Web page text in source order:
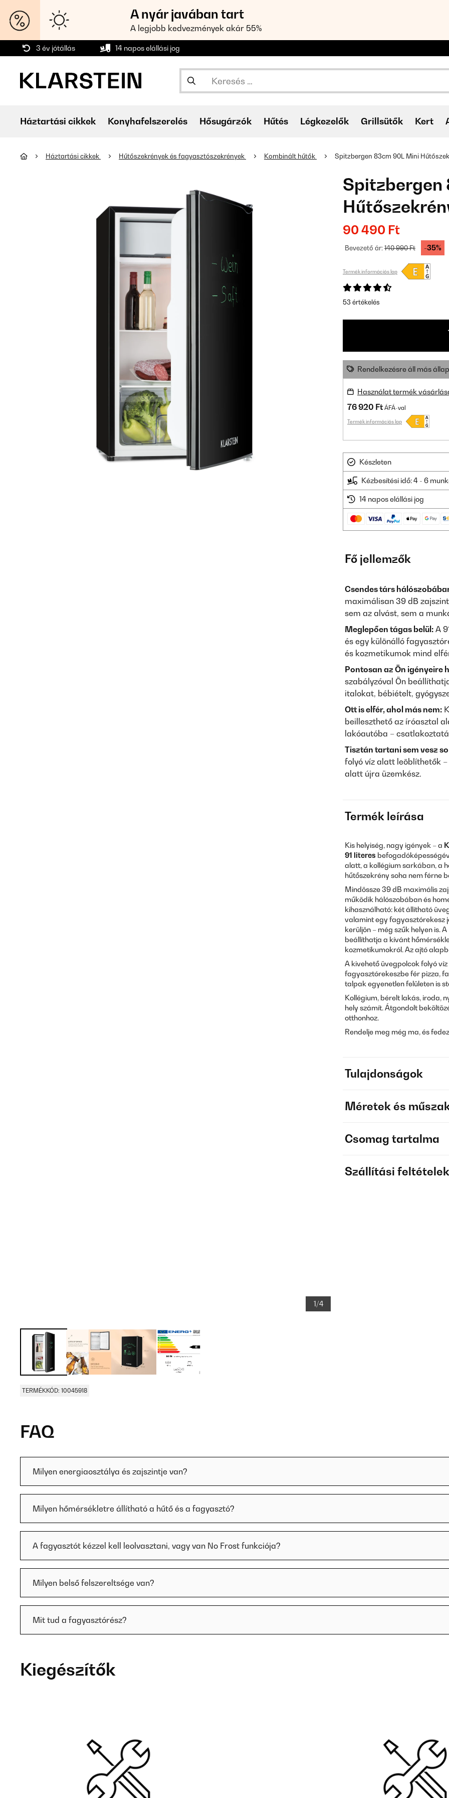
A nyár javában tart
A legjobb kedvezmények akár 55%
3 év jótállás 14 napos elállási jog
Háztartási cikkek Konyhafelszerelés Hősugárzók Hűtés Légkezelők Grillsütők Kert
Háztartási cikkek Hűtőszekrények és fagyasztószekrények Kombinált hűtők Spitzbergen 83cm 90L Mini
1/4
TERMÉKKÓD: 10045918
Spitzbergen
90 490 Ft
Bevezető ár:140 990 Ft -35%
Termék információs lap
53 értékelés
Rendelkezésre áll más
Használat termék
76 920 Ft ÁFÁ-val
Termék információs lap
Készleten
Kézbesítési idő: 4 - 6
14 napos elállási jog
Fő jellemzők
Csendes társ
maximálisan 39 dB
sem az alvást, sem a
Meglepően tágas belül: A
és egy különálló
és kozmetikumok mind
Pontosan az Ön igényeire
szabályzóval Ön
italokat, bébiételt,
Ott is elfér, ahol más nem:
beilleszthető az íróasztal
lakóautóba –
Tisztán tartani sem vesz
folyó víz alatt leöblíthetők
alatt újra üzemkész.
Termék leírása
Kis helyiség, nagy igények – a
91 literes
alatt, a kollégium sarkában, a
hűtőszekrény soha nem férne
Mindössze 39 dB maximális
működik hálószobában és
kihasználható: két állítható
valamint egy fagyasztórekesz
kerüljön – még szűk helyen is.
beállíthatja a kívánt
kozmetikumokról. Az ajtó
A kivehető üvegpolcok folyó
fagyasztórekeszbe fér pizza,
talpak egyenetlen felületen is
Kollégium, bérelt lakás, iroda,
hely számít. Átgondolt
otthonhoz.
Rendelje meg még ma, és
Tulajdonságok
Méretek és
Csomag tartalma
Szállítási feltételek
FAQ
Milyen energiaosztálya és zajszintje van?
Milyen hőmérsékletre állítható a hűtő és a fagyasztó?
A fagyasztót kézzel kell leolvasztani, vagy van No Frost funkciója?
Milyen belső felszereltsége van?
Mit tud a fagyasztórész?
Kiegészítők